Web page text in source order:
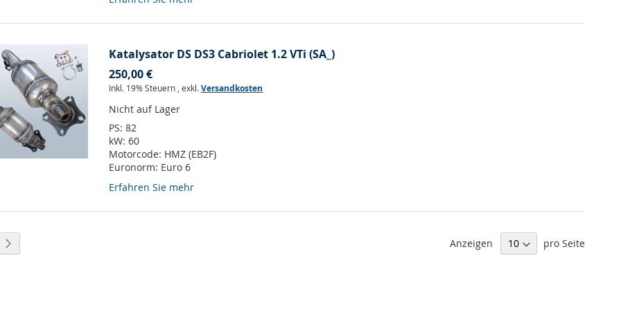
Katalysator DS DS3 Cabriolet 1.2 VTi (SA_)
250,00 €
Inkl. 19% Steuern ,exkl.Versandkosten
Nicht auf Lager
PS:82
kW:60
Motorcode: HMZ (EB2F)
Euronorm: Euro 6
Erfahren Sie mehr
Anzeigen pro Seite